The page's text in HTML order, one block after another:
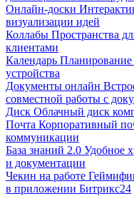
Онлайн-доски
визуализации идей
Коллабы Пространства
клиентами
Календарь Планирование
устройства
Документы онлайн
совместной работы с
Диск Облачный диск
Почта Корпоративный
коммуникации
База знаний 2.0 Удобное
и документации
Чекин на работе
в приложении Битрикс24